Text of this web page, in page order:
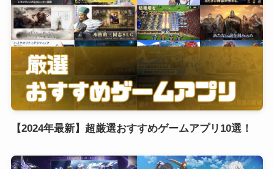
【2024年最新】超厳選おすすめゲームアプリ10選！